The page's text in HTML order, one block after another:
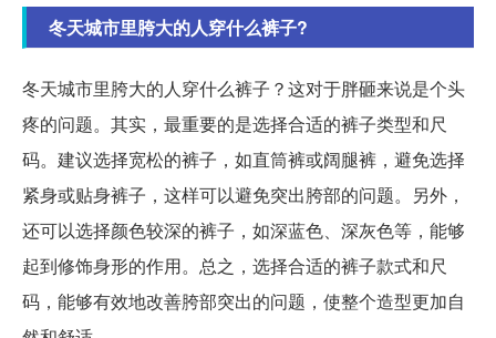
冬天城市里胯大的人穿什么裤子?
冬天城市里胯大的人穿什么裤子？这对于胖砸来说是个头
疼的问题。其实，最重要的是选择合适的裤子类型和尺
码。建议选择宽松的裤子，如直筒裤或阔腿裤，避免选择
紧身或贴身裤子，这样可以避免突出胯部的问题。另外，
还可以选择颜色较深的裤子，如深蓝色、深灰色等，能够
起到修饰身形的作用。总之，选择合适的裤子款式和尺
码，能够有效地改善胯部突出的问题，使整个造型更加自